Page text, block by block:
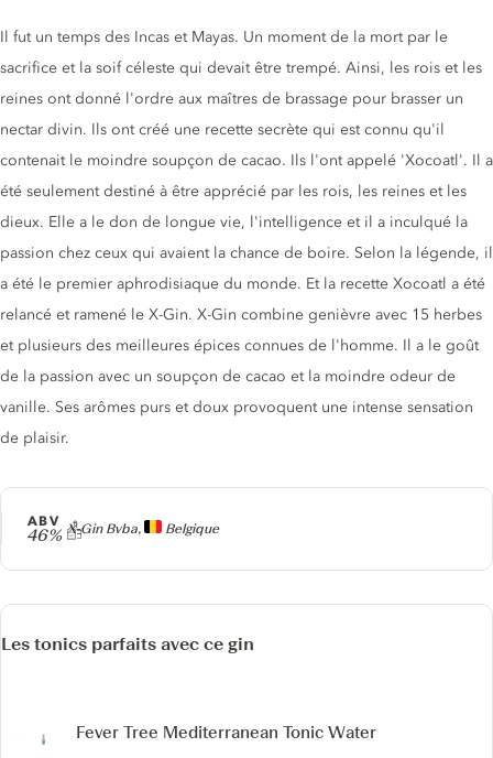
Producteur
X-Gin Bvba, Belgique
ABV
46%
Description du gin
Il fut un temps des Incas et Mayas. Un moment de la mort par le
sacrifice et la soif céleste qui devait être trempé. Ainsi, les rois et les
reines ont donné l'ordre aux maîtres de brassage pour brasser un
nectar divin. Ils ont créé une recette secrète qui est connu qu'il
contenait le moindre soupçon de cacao. Ils l'ont appelé 'Xocoatl'. Il a
été seulement destiné à être apprécié par les rois, les reines et les
dieux. Elle a le don de longue vie, l'intelligence et il a inculqué la
passion chez ceux qui avaient la chance de boire. Selon la légende, il
a été le premier aphrodisiaque du monde. Et la recette Xocoatl a été
relancé et ramené le X-Gin. X-Gin combine genièvre avec 15 herbes
et plusieurs des meilleures épices connues de l'homme. Il a le goût
de la passion avec un soupçon de cacao et la moindre odeur de
vanille. Ses arômes purs et doux provoquent une intense sensation
de plaisir.
Les tonics parfaits avec ce gin
Fever Tree Mediterranean Tonic Water